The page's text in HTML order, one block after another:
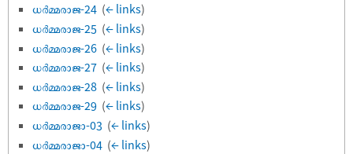
ധർമ്മരാജ-24 (← links)
ധർമ്മരാജ-25 (← links)
ധർമ്മരാജ-26 (← links)
ധർമ്മരാജ-27 (← links)
ധർമ്മരാജ-28 (← links)
ധർമ്മരാജ-29 (← links)
ധർമ്മരാജാ-03 (← links)
ധർമ്മരാജാ-04 (← links)